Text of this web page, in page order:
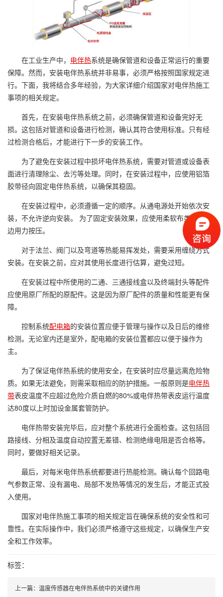
在工业生产中， 电伴热系统是确保管道和设备正常运行的重要
保障。然而，安装电伴热系统并非易事，必须严格按照国家规定进
行。下面，我将结合多年经验，为大家详细介绍国家对电伴热施工
事项的相关规定。
首先，在安装电伴热系统之前，必须确保管道和设备完好无
损。这包括对管道和设备进行检测，确认其符合使用标准。只有经
过检测合格后，才能进行下一步的安装工作。
为了避免在安装过程中损坏电伴热系统，需要对管道或设备表
面进行清理除尘、去污等处理。同时，在安装过程中，应使用铝箔
胶带径向固定电伴热系统，以确保其稳固。
在安装过程中，必须遵循一定的顺序。从通电源处开始依次安
装，不允许逆向安装。 为了固定安装效果，应使用柔软布类边安装
边用力按压。
对于法兰、阀门以及弯道等热能易挥发处，需要采用缠绕方式
安装。在安装之前，应对其使用长度进行估算，避免过短。
在安装过程中所使用的二通、三通接线盒以及终端封头等配件
应使用原厂所配的原配件。这是因为原厂配件的质量和性能更有保
障。
控制系统配电箱的安装位置应便于管理与操作以及日后的维修
检测。无论室内还是室外，配电箱的安装位置都应以便于操作为
主。
为了保证电伴热系统的使用安全，在安装时应尽量远离危险物
质。如果无法避免，则需采取相应的防护措施。一般原则是电伴热
带表皮温度不应超过危险介质自燃的80%或电伴热带表皮运行温度
达80度以上时加设金属套管防护。
电伴热带安装完毕后，应对整个系统进行全面检查。这包括回
路接线、分相及温度自动控置无差错、检测绝缘电阻是否合格等。
同时，要做好相关记录。
最后，对每米电伴热系统都要进行热能检测。确认每个回路电
气参数正常、没有漏电、局部不发热等情况的发生后，才能正式投
入使用。
国家对电伴热施工事项的相关规定旨在确保系统的安全性和可
靠性。在实际操作中，我们必须严格遵守这些规定，以确保生产安
全和工作效率。
标签：
上一篇：温度传感器在电伴热系统中的关键作用